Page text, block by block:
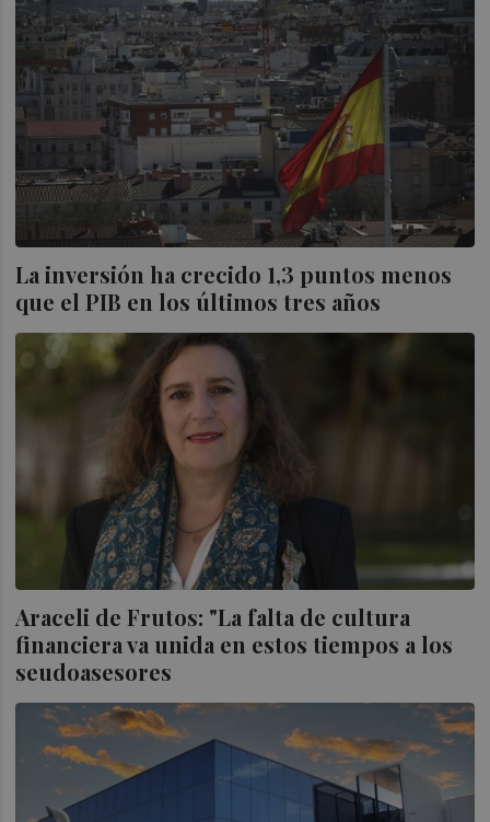
La inversión ha crecido 1,3 puntos menos
que el PIB en los últimos tres años
Araceli de Frutos: "La falta de cultura
financiera va unida en estos tiempos a los
seudoasesores